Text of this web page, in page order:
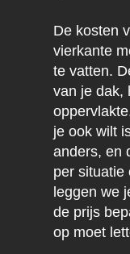
De kosten
vierkante
te vatten.
van je dak,
je ook wilt
anders, en
per situatie
leggen we
de prijs
op moet